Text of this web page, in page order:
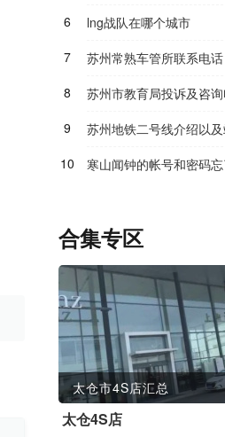
6
lng战队在哪个城市
7
苏州常熟车管所联系电话
8
苏州市教育局投诉及咨
9
苏州地铁二号线介绍以
10
寒山闻钟的帐号和密码
合集专区
太仓市4S店汇总
太仓4S店